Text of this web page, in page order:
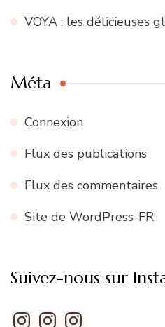
VOYA : les délicieuses
Méta
Connexion
Flux des publications
Flux des commentaires
Site de WordPress-FR
Suivez-nous sur
Instagram
InstagramInstagram